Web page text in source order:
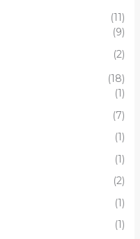
(11)
(9)
(2)
(18)
(1)
(7)
(1)
(1)
(2)
(1)
(1)